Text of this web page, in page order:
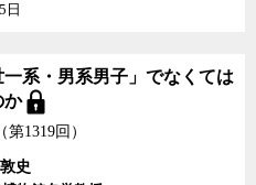
日
系・男系男子」でなくては
か
第1319回）
史